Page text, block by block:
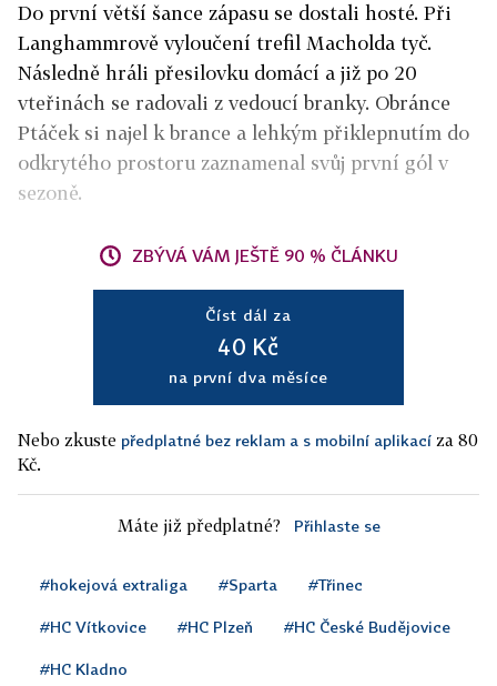
Do první větší šance zápasu se dostali hosté. Při
Langhammrově vyloučení trefil Macholda tyč.
Následně hráli přesilovku domácí a již po 20
vteřinách se radovali z vedoucí branky. Obránce
Ptáček si najel k brance a lehkým přiklepnutím do
odkrytého prostoru zaznamenal svůj první gól v
sezoně.
ZBÝVÁ VÁM JEŠTĚ 90 % ČLÁNKU
Číst dál za
40 Kč
na první dva měsíce
Nebo zkuste předplatné bez reklam a s mobilní aplikací za 80
Kč.
Máte již předplatné? Přihlaste se
#hokejová extraliga #Sparta #Třinec
#HC Vítkovice #HC Plzeň #HC České Budějovice
#HC Kladno